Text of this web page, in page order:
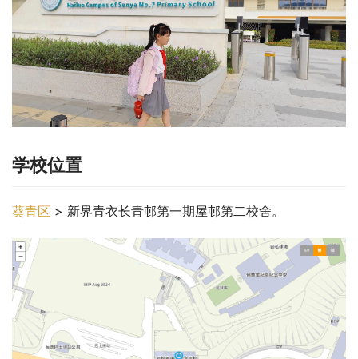
学校位置
葵青区 > 新界青衣长青邨第一期屋邨第二校舍。